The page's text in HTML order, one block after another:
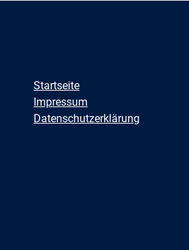
Startseite
Impressum
Datenschutzerklärung